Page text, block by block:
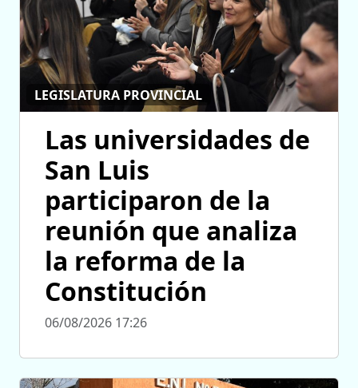
LEGISLATURA PROVINCIAL
Las universidades de
San Luis
participaron de la
reunión que analiza
la reforma de la
Constitución
06/08/2026 17:26